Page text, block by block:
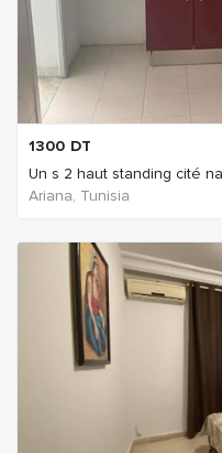
1300 DT
Un s 2 haut standing cité
Ariana, Tunisia